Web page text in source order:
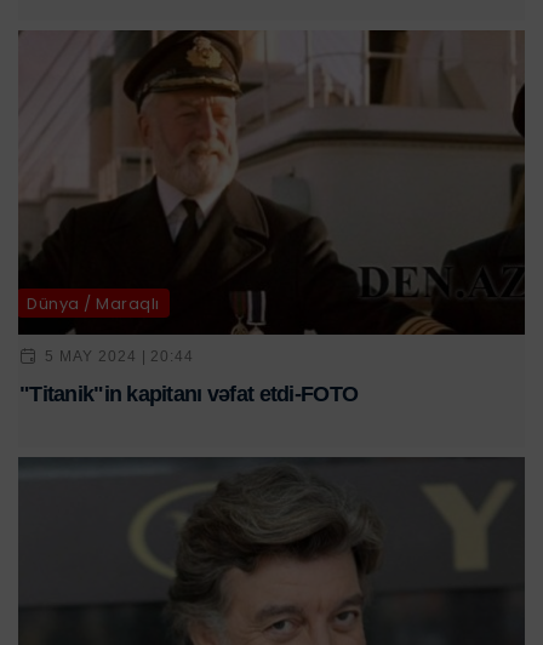
Dünya / Maraqlı
5 MAY 2024 | 20:44
"Titanik"in kapitanı vəfat etdi-FOTO